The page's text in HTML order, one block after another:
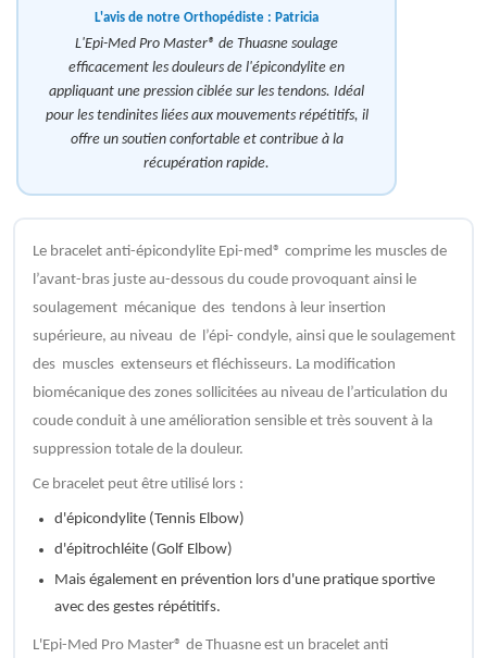
L'avis de notre Orthopédiste : Patricia
L'Epi-Med Pro Master® de Thuasne soulage
efficacement les douleurs de l'épicondylite en
appliquant une pression ciblée sur les tendons. Idéal
pour les tendinites liées aux mouvements répétitifs, il
offre un soutien confortable et contribue à la
récupération rapide.
Le bracelet anti-épicondylite Epi-med® comprime les muscles de
l’avant-bras juste au-dessous du coude provoquant ainsi le
soulagement mécanique des tendons à leur insertion
supérieure, au niveau de l’épi- condyle, ainsi que le soulagement
des muscles extenseurs et fléchisseurs. La modification
biomécanique des zones sollicitées au niveau de l’articulation du
coude conduit à une amélioration sensible et très souvent à la
suppression totale de la douleur.
Ce bracelet peut être utilisé lors :
d'épicondylite (Tennis Elbow)
d'épitrochléite (Golf Elbow)
Mais également en prévention lors d'une pratique sportive
avec des gestes répétitifs.
L'Epi-Med Pro Master® de Thuasne est un bracelet anti